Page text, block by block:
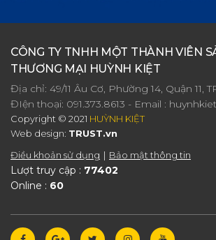
CÔNG TY TNHH MỘT THÀNH VIÊN
THƯƠNG MẠI HUỲNH KIỆT
Địa chỉ: 49/11 Âu Cơ, Phường 14, Quận 11,
ĐIện thoại: 091.373.8613 - Email :
Copyright © 2021 HUỲNH KIỆT
Web design: TRUST.vn
Điều khoản sử dụng
Bảo mật thông tin
Lượt truy cập : 77402
Online : 60